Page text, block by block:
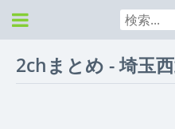
2chまとめ - 埼玉